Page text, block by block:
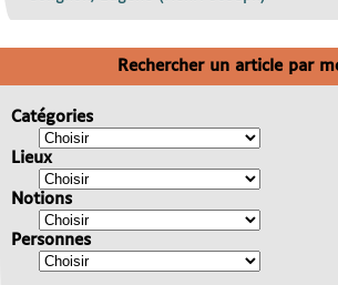
Rechercher un article par
Catégories
Lieux
Notions
Personnes